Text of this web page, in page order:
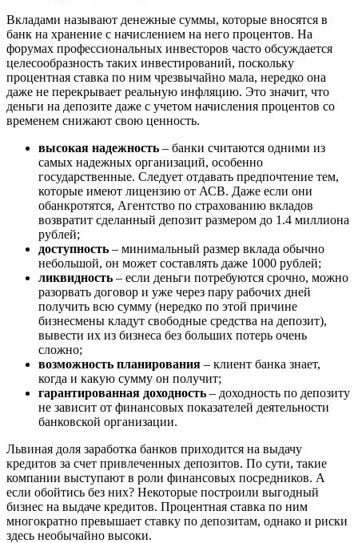
Вкладами называют денежные суммы, которые вносятся в
банк на хранение с начислением на него процентов. На
форумах профессиональных инвесторов часто обсуждается
целесообразность таких инвестирований, поскольку
процентная ставка по ним чрезвычайно мала, нередко она
даже не перекрывает реальную инфляцию. Это значит, что
деньги на депозите даже с учетом начисления процентов со
временем снижают свою ценность.
высокая надежность – банки считаются одними из
самых надежных организаций, особенно
государственные. Следует отдавать предпочтение тем,
которые имеют лицензию от АСВ. Даже если они
обанкротятся, Агентство по страхованию вкладов
возвратит сделанный депозит размером до 1.4 миллиона
рублей;
доступность – минимальный размер вклада обычно
небольшой, он может составлять даже 1000 рублей;
ликвидность – если деньги потребуются срочно, можно
разорвать договор и уже через пару рабочих дней
получить всю сумму (нередко по этой причине
бизнесмены кладут свободные средства на депозит),
вывести их из бизнеса без больших потерь очень
сложно;
возможность планирования – клиент банка знает,
когда и какую сумму он получит;
гарантированная доходность – доходность по депозиту
не зависит от финансовых показателей деятельности
банковской организации.
Львиная доля заработка банков приходится на выдачу
кредитов за счет привлеченных депозитов. По сути, такие
компании выступают в роли финансовых посредников. А
если обойтись без них? Некоторые построили выгодный
бизнес на выдаче кредитов. Процентная ставка по ним
многократно превышает ставку по депозитам, однако и риски
здесь необычайно высоки.